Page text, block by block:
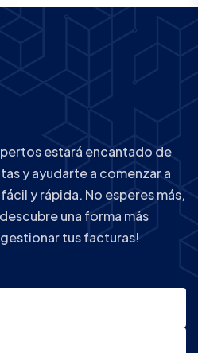
estará encantado de
y ayudarte a comenzar a
y rápida. No esperes más,
una forma más
tus facturas!